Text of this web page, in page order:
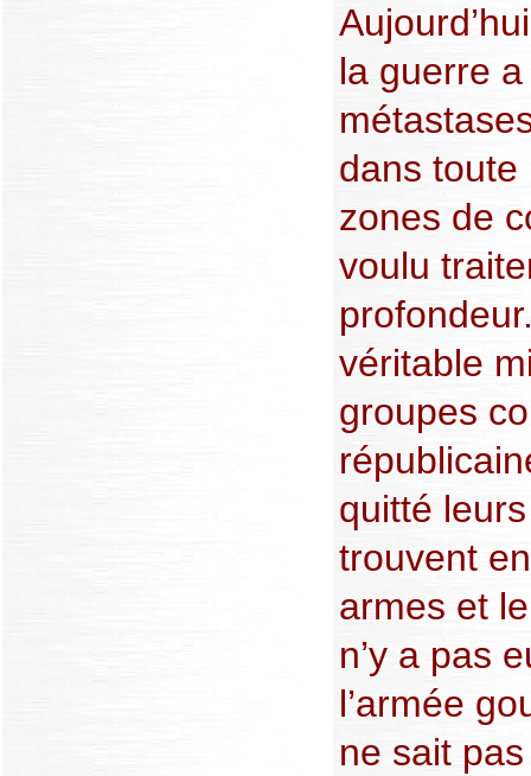
la guerre
dans toute
zones de
voulu
véritable
groupes
quitté
trouvent
armes et
n’y a pas
l’armée
ne sait